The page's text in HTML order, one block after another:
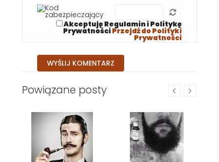
Akceptuję Regulamin i Politykę
PrywatnościPrzejdź do Polityki
Prywatności
Powiązane posty